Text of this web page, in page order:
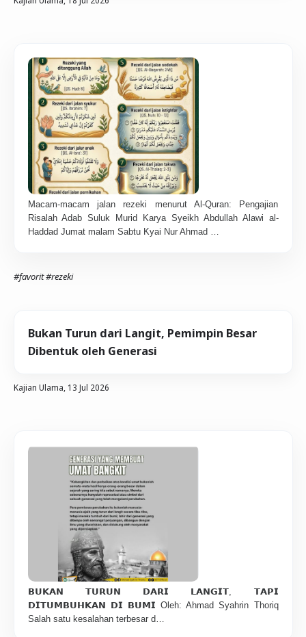
Macam-macam jalan rezeki menurut Al-Quran: Pengajian
Risalah Adab Suluk Murid Karya Syeikh Abdullah Alawi al-
Haddad Jumat malam Sabtu Kyai Nur Ahmad …
#favorit#rezeki
Bukan Turun dari Langit, Pemimpin Besar
Dibentuk oleh Generasi
Kajian Ulama, 13 Jul 2026
𝗕𝗨𝗞𝗔𝗡 𝗧𝗨𝗥𝗨𝗡 𝗗𝗔𝗥𝗜 𝗟𝗔𝗡𝗚𝗜𝗧, 𝗧𝗔𝗣𝗜
𝗗𝗜𝗧𝗨𝗠𝗕𝗨𝗛𝗞𝗔𝗡 𝗗𝗜 𝗕𝗨𝗠𝗜 Oleh: Ahmad Syahrin Thoriq
Salah satu kesalahan terbesar d…